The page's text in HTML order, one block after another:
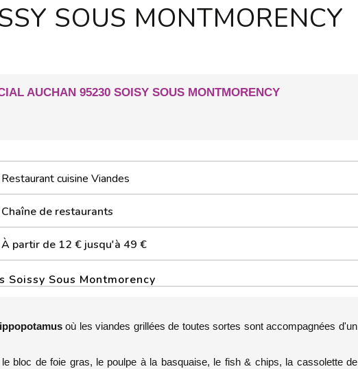
SOUS MONTMORENCY
AUCHAN 95230 SOISY SOUS MONTMORENCY
Restaurant cuisine Viandes
Chaîne de restaurants
À partir de 12 € jusqu'à 49 €
Sous Montmorency
où les viandes grillées de toutes sortes sont accompagnées d'un
bloc de foie gras, le poulpe à la basquaise, le fish & chips, la cassolette de